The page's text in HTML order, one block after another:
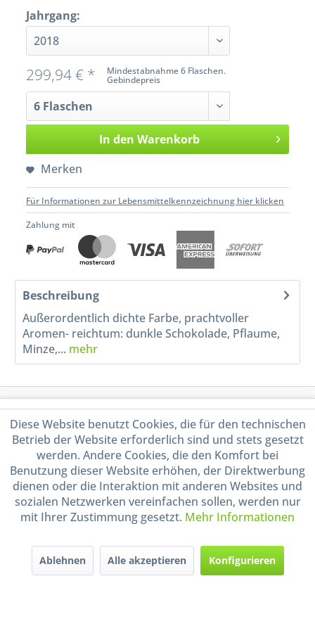
Jahrgang:
Mindestabnahme 6 Flaschen.
Gebindepreis
299,94 € *
In den Warenkorb
Merken
Für Informationen zur Lebensmittelkennzeichnung hier klicken
Zahlung mit
Beschreibung
Außerordentlich dichte Farbe, prachtvoller
Aromen- reichtum: dunkle Schokolade, Pflaume,
Minze,... mehr
Shop Service
Informationen
Handel mit BIO-Weinen
durch DE-ÖKO-009
Diese Website benutzt Cookies, die für den technischen
Betrieb der Website erforderlich sind und stets gesetzt
werden. Andere Cookies, die den Komfort bei
Benutzung dieser Website erhöhen, der Direktwerbung
dienen oder die Interaktion mit anderen Websites und
sozialen Netzwerken vereinfachen sollen, werden nur
mit Ihrer Zustimmung gesetzt. Mehr Informationen
Ablehnen Alle akzeptieren Konfigurieren